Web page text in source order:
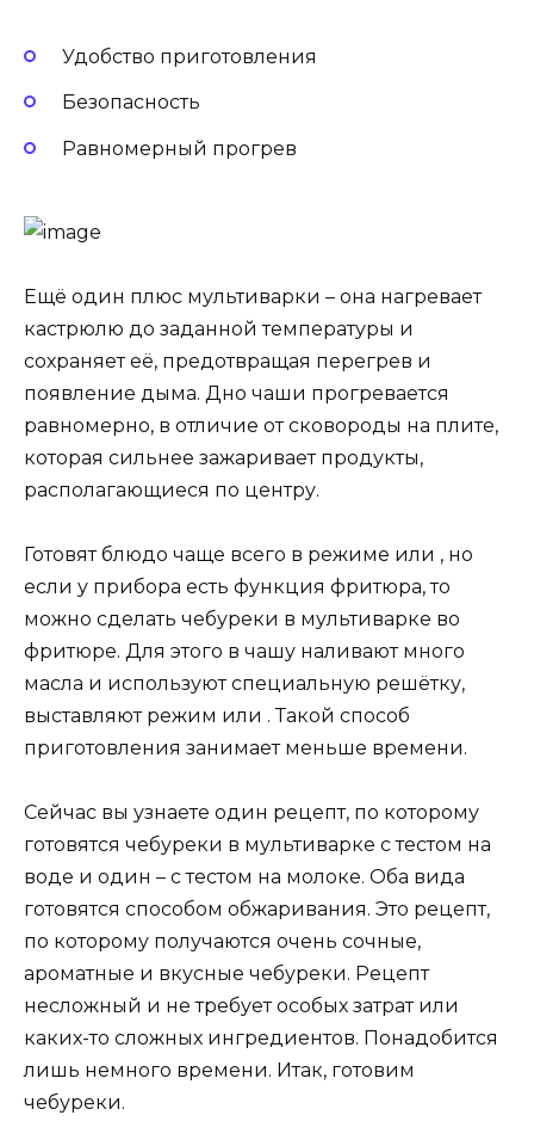
Удобство приготовления
Безопасность
Равномерный прогрев
Ещё один плюс мультиварки – она нагревает
кастрюлю до заданной температуры и
сохраняет её, предотвращая перегрев и
появление дыма. Дно чаши прогревается
равномерно, в отличие от сковороды на плите,
которая сильнее зажаривает продукты,
располагающиеся по центру.
Готовят блюдо чаще всего в режиме или , но
если у прибора есть функция фритюра, то
можно сделать чебуреки в мультиварке во
фритюре. Для этого в чашу наливают много
масла и используют специальную решётку,
выставляют режим или . Такой способ
приготовления занимает меньше времени.
Сейчас вы узнаете один рецепт, по которому
готовятся чебуреки в мультиварке с тестом на
воде и один – с тестом на молоке. Оба вида
готовятся способом обжаривания. Это рецепт,
по которому получаются очень сочные,
ароматные и вкусные чебуреки. Рецепт
несложный и не требует особых затрат или
каких-то сложных ингредиентов. Понадобится
лишь немного времени. Итак, готовим
чебуреки.